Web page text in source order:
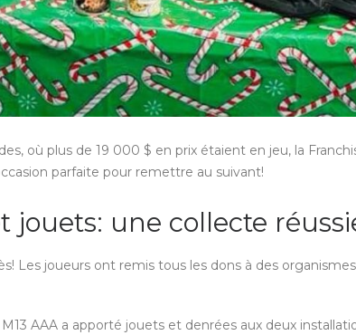
où plus de 19 000 $ en prix étaient en jeu, la
parfaite pour remettre au suivant!
jouets: une collecte
Les joueurs ont remis tous les dons à des
M13 AAA a apporté jouets et denrées aux deux